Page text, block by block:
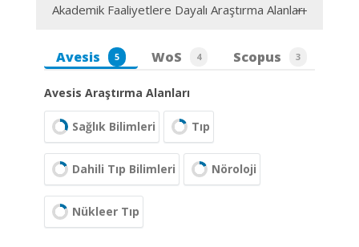
Akademik Faaliyetlere Dayalı Araştırma Alanları
Avesis 5 WoS 4 Scopus 3
Avesis Araştırma Alanları
Sağlık Bilimleri Tıp
Dahili Tıp Bilimleri Nöroloji
Nükleer Tıp